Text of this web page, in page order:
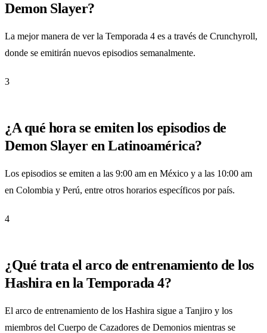
Demon Slayer?
La mejor manera de ver la Temporada 4 es a través de Crunchyroll,
donde se emitirán nuevos episodios semanalmente.
3
¿A qué hora se emiten los episodios de
Demon Slayer en Latinoamérica?
Los episodios se emiten a las 9:00 am en México y a las 10:00 am
en Colombia y Perú, entre otros horarios específicos por país.
4
¿Qué trata el arco de entrenamiento de los
Hashira en la Temporada 4?
El arco de entrenamiento de los Hashira sigue a Tanjiro y los
miembros del Cuerpo de Cazadores de Demonios mientras se